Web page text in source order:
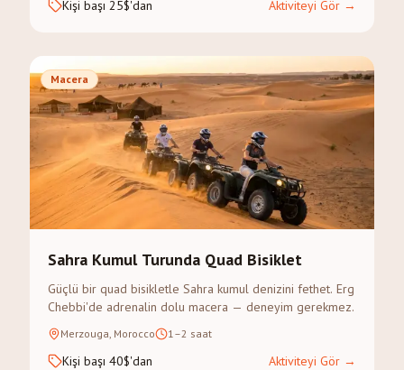
Kişi başı 25$'dan Aktiviteyi Gör →
Macera
Sahra Kumul Turunda Quad Bisiklet
Güçlü bir quad bisikletle Sahra kumul denizini fethet. Erg
Chebbi'de adrenalin dolu macera — deneyim gerekmez.
Merzouga, Morocco 1–2 saat
Kişi başı 40$'dan Aktiviteyi Gör →